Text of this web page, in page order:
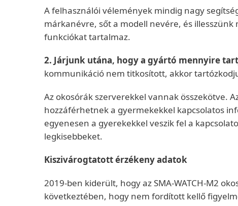
A felhasználói vélemények mindig nagy
márkanévre, sőt a modell nevére, és
funkciókat tartalmaz.
2. Járjunk utána, hogy a gyártó mennyire
kommunikáció nem titkosított, akkor
Az okosórák szerverekkel vannak összekötve.
hozzáférhetnek a gyermekekkel kapcsolatos
egyenesen a gyerekekkel veszik fel a
legkisebbeket.
Kiszivárogtatott érzékeny adatok
2019-ben kiderült, hogy az SMA-WATCH-M2
következtében, hogy nem fordított kellő